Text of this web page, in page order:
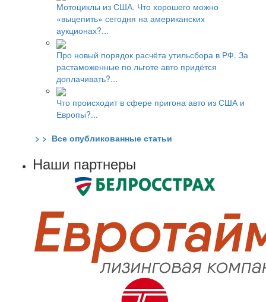
Мотоциклы из США. Что хорошего можно
«выцепить» сегодня на американских
аукционах?...
Про новый порядок расчёта утильсбора в РФ. За
растаможенные по льготе авто придётся
доплачивать?...
Что происходит в сфере пригона авто из США и
Европы?...
> > Все опубликованные статьи
Наши партнеры